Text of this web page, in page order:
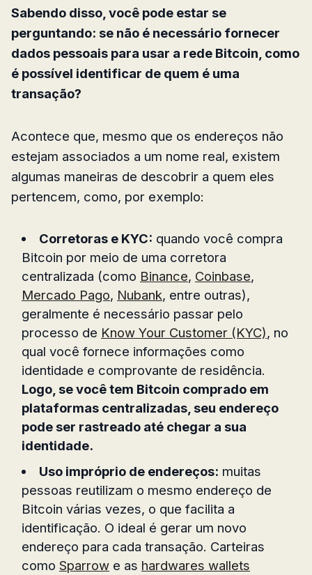
Sabendo disso, você pode estar se
perguntando: se não é necessário fornecer
dados pessoais para usar a rede Bitcoin, como
é possível identificar de quem é uma
transação?
Acontece que, mesmo que os endereços não
estejam associados a um nome real, existem
algumas maneiras de descobrir a quem eles
pertencem, como, por exemplo:
Corretoras e KYC: quando você compra
Bitcoin por meio de uma corretora
centralizada (como Binance, Coinbase,
Mercado Pago, Nubank, entre outras),
geralmente é necessário passar pelo
processo de Know Your Customer (KYC), no
qual você fornece informações como
identidade e comprovante de residência.
Logo, se você tem Bitcoin comprado em
plataformas centralizadas, seu endereço
pode ser rastreado até chegar a sua
identidade.
Uso impróprio de endereços: muitas
pessoas reutilizam o mesmo endereço de
Bitcoin várias vezes, o que facilita a
identificação. O ideal é gerar um novo
endereço para cada transação. Carteiras
como Sparrow e as hardwares wallets